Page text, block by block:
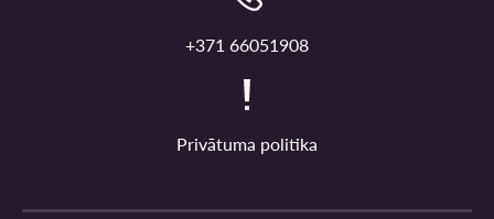
+371 66051908
Privātuma politika